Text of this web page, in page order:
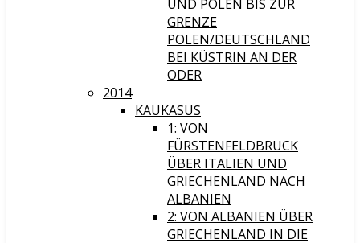
UND POLEN BIS ZUR
GRENZE
POLEN/DEUTSCHLAND
BEI KÜSTRIN AN DER
ODER
2014
KAUKASUS
1: VON
FÜRSTENFELDBRUCK
ÜBER ITALIEN UND
GRIECHENLAND NACH
ALBANIEN
2: VON ALBANIEN ÜBER
GRIECHENLAND IN DIE